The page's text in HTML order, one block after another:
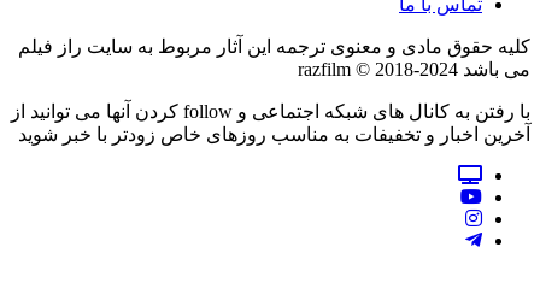
کلیه حقوق مادی و معنوی ترجمه این آثار مربوط به سایت راز فیلم
می باشد razfilm © 2018-2024
با رفتن به کانال های شبکه اجتماعی و follow کردن آنها می توانید از
آخرین اخبار و تخفیفات به مناسب روزهای خاص زودتر با خبر شوید